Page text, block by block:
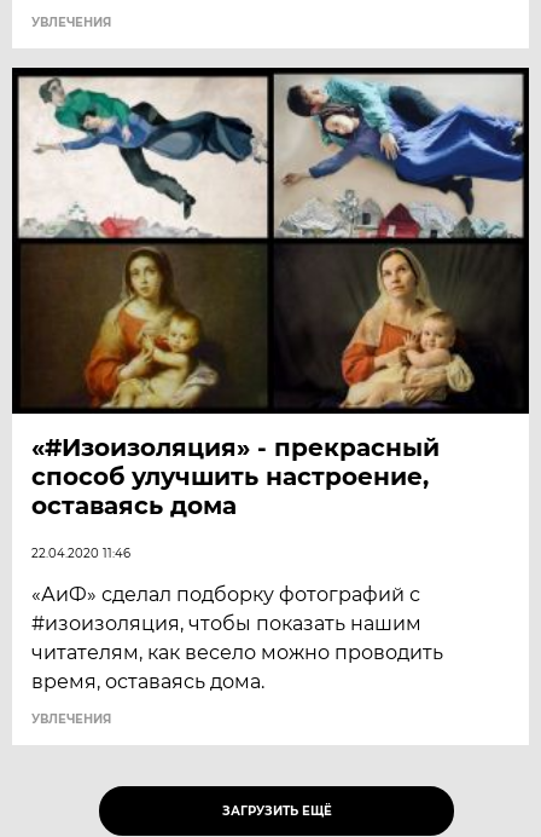
УВЛЕЧЕНИЯ
«#Изоизоляция» - прекрасный
способ улучшить настроение,
оставаясь дома
22.04.2020 11:46
«АиФ» сделал подборку фотографий с
#изоизоляция, чтобы показать нашим
читателям, как весело можно проводить
время, оставаясь дома.
УВЛЕЧЕНИЯ
ЗАГРУЗИТЬ ЕЩЁ